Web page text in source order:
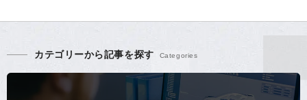
カテゴリーから記事を探す